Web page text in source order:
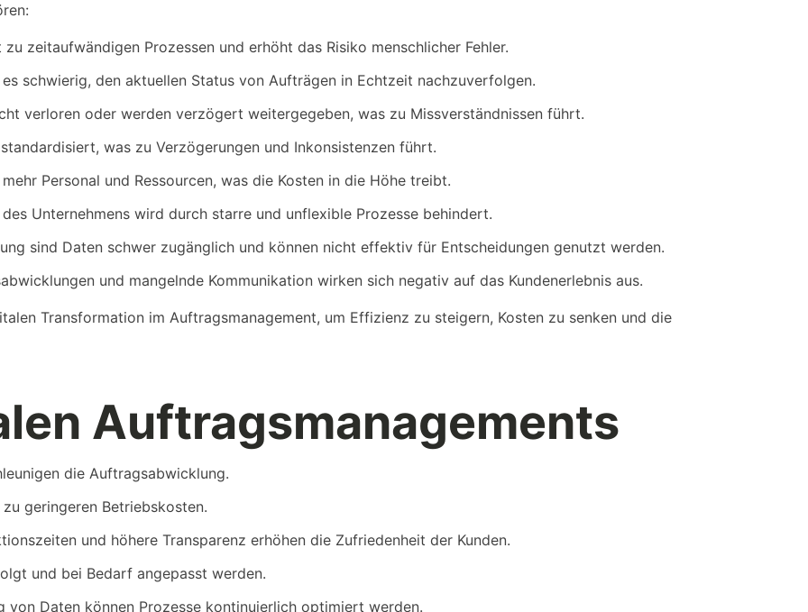
zu zeitaufwändigen Prozessen und erhöht das Risiko menschlicher Fehler.
schwierig, den aktuellen Status von Aufträgen in Echtzeit nachzuverfolgen.
verloren oder werden verzögert weitergegeben, was zu Missverständnissen führt.
was zu Verzögerungen und Inkonsistenzen führt.
Personal und Ressourcen, was die Kosten in die Höhe treibt.
des Unternehmens wird durch starre und unflexible Prozesse behindert.
sind Daten schwer zugänglich und können nicht effektiv für Entscheidungen genutzt werden.
und mangelnde Kommunikation wirken sich negativ auf das Kundenerlebnis aus.
Transformation im Auftragsmanagement, um Effizienz zu steigern, Kosten zu senken und die
Auftragsmanagements
die Auftragsabwicklung.
geringeren Betriebskosten.
und höhere Transparenz erhöhen die Zufriedenheit der Kunden.
und bei Bedarf angepasst werden.
von Daten können Prozesse kontinuierlich optimiert werden.